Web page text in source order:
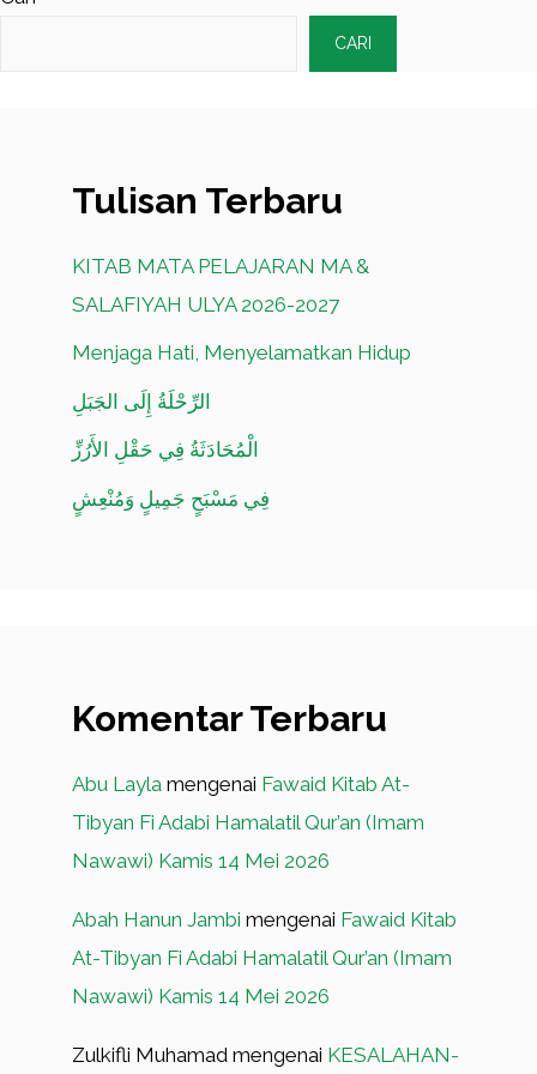
CARI
Tulisan Terbaru
KITAB MATA PELAJARAN MA &
SALAFIYAH ULYA 2026-2027
Menjaga Hati, Menyelamatkan Hidup
الرِّحْلَةُ إِلَى الجَبَلِ
الْمُحَادَثَةُ فِي حَقْلِ الأَرُزِّ
فِي مَسْبَحٍ جَمِيلٍ وَمُنْعِشٍ
Komentar Terbaru
Abu Layla mengenai Fawaid Kitab At-
Tibyan Fi Adabi Hamalatil Qur’an (Imam
Nawawi) Kamis 14 Mei 2026
Abah Hanun Jambi mengenai Fawaid Kitab
At-Tibyan Fi Adabi Hamalatil Qur’an (Imam
Nawawi) Kamis 14 Mei 2026
Zulkifli Muhamad mengenai KESALAHAN-